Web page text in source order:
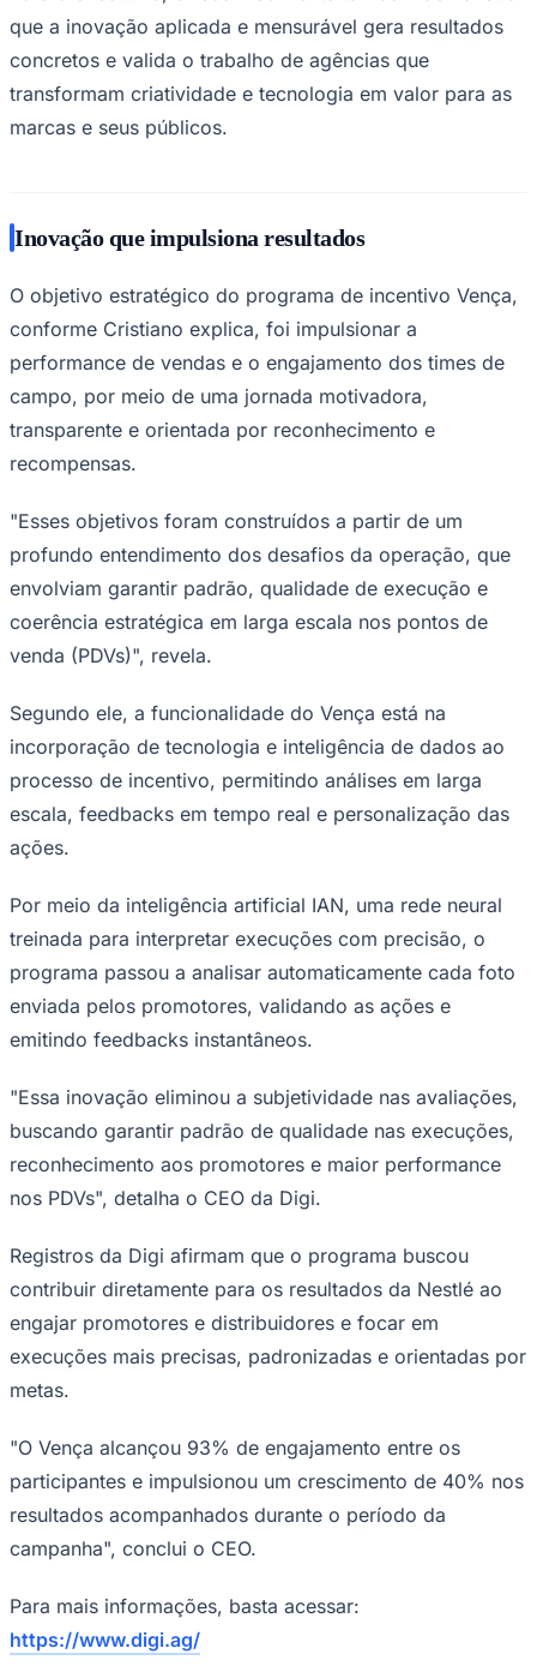
Palmeiras
São Paulo
que a inovação aplicada e mensurável gera resultados
concretos e valida o trabalho de agências que
transformam criatividade e tecnologia em valor para as
marcas e seus públicos.
Inovação que impulsiona resultados
O objetivo estratégico do programa de incentivo Vença,
conforme Cristiano explica, foi impulsionar a
performance de vendas e o engajamento dos times de
campo, por meio de uma jornada motivadora,
transparente e orientada por reconhecimento e
recompensas.
"Esses objetivos foram construídos a partir de um
profundo entendimento dos desafios da operação, que
envolviam garantir padrão, qualidade de execução e
coerência estratégica em larga escala nos pontos de
venda (PDVs)", revela.
Segundo ele, a funcionalidade do Vença está na
incorporação de tecnologia e inteligência de dados ao
processo de incentivo, permitindo análises em larga
escala, feedbacks em tempo real e personalização das
ações.
Por meio da inteligência artificial IAN, uma rede neural
treinada para interpretar execuções com precisão, o
programa passou a analisar automaticamente cada foto
enviada pelos promotores, validando as ações e
emitindo feedbacks instantâneos.
"Essa inovação eliminou a subjetividade nas avaliações,
buscando garantir padrão de qualidade nas execuções,
reconhecimento aos promotores e maior performance
nos PDVs", detalha o CEO da Digi.
Registros da Digi afirmam que o programa buscou
contribuir diretamente para os resultados da Nestlé ao
engajar promotores e distribuidores e focar em
execuções mais precisas, padronizadas e orientadas por
metas.
"O Vença alcançou 93% de engajamento entre os
participantes e impulsionou um crescimento de 40% nos
resultados acompanhados durante o período da
campanha", conclui o CEO.
Para mais informações, basta acessar:
https://www.digi.ag/